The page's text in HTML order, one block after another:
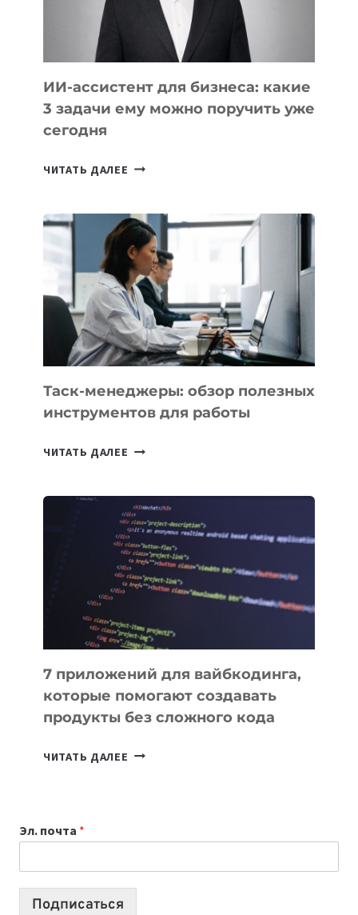
ТАДЖИКИСТАНА
ИИ-ассистент для бизнеса: какие
3 задачи ему можно поручить уже
сегодня
ЧИТАТЬ ДАЛЕЕ ИИ-
БИЗНЕСА:
КАКИЕ
3
ЗАДАЧИ
ЕМУ
МОЖНО
ПОРУЧИТЬ
УЖЕ
СЕГОДНЯ
Таск-менеджеры: обзор полезных
инструментов для работы
ЧИТАТЬ ДАЛЕЕ ТАСК-
ПОЛЕЗНЫХ
ИНСТРУМЕНТОВ
ДЛЯ
РАБОТЫ
7 приложений для вайбкодинга,
которые помогают создавать
продукты без сложного кода
ЧИТАТЬ ДАЛЕЕ
СОЗДАВАТЬ
ПРОДУКТЫ
Эл. почта *
Подписаться